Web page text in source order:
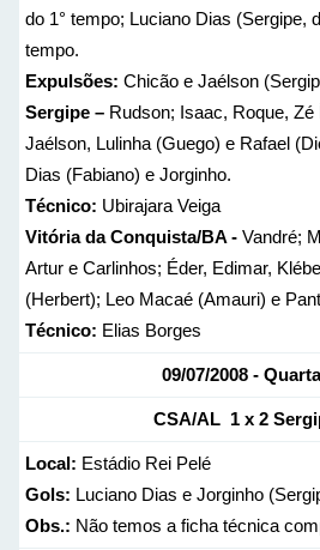
do 1° tempo; Luciano Dias (Sergipe,
tempo.
Expulsões: Chicão e Jaélson
Sergipe – Rudson; Isaac, Roque,
Jaélson, Lulinha (Guego) e Rafael
Dias (Fabiano) e Jorginho.
Técnico: Ubirajara Veiga
Vitória da Conquista/BA - Vandré;
Artur e Carlinhos; Éder, Edimar,
(Herbert); Leo Macaé (Amauri) e
Técnico: Elias Borges
09/07/2008 -
CSA/AL 1 x 2
Local: Estádio Rei Pelé
Gols: Luciano Dias e Jorginho
Obs.: Não temos a ficha técnica